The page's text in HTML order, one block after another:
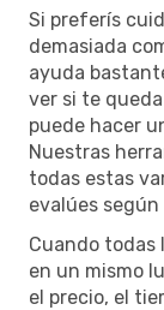
Si preferís
demasiada
ayuda
ver si te
puede hacer
Nuestras
todas estas
evalúes
Cuando todas
en un mismo
el precio, el